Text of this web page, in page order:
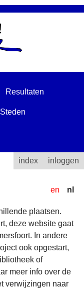
Resultaten
Steden
index inloggen
en nl
plaatsen.
deze website gaat
In andere
ook opgestart,
of
meer info over de
verwijzingen naar